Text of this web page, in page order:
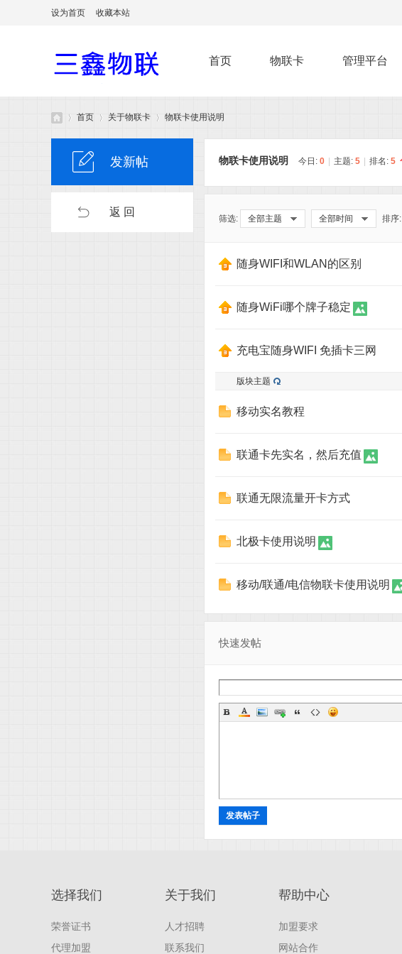
设为首页 收藏本站
首页 物联卡 管理平台
i,5
首页 关于物联卡 物联卡使用说明
物联卡使用说明 今日: 0 主题: 5 排名: 5
筛选: 全部主题 全部时间 排序:
随身WIFI和WLAN的区别
随身WiFi哪个牌子稳定
充电宝随身WIFI 免插卡三网
版块主题
移动实名教程
联通卡先实名，然后充值
联通无限流量开卡方式
北极卡使用说明
移动/联通/电信物联卡使用说明
快速发帖
发表帖子
发新帖
返 回
选择我们
荣誉证书
代理加盟
关于我们
人才招聘
联系我们
帮助中心
加盟要求
网站合作